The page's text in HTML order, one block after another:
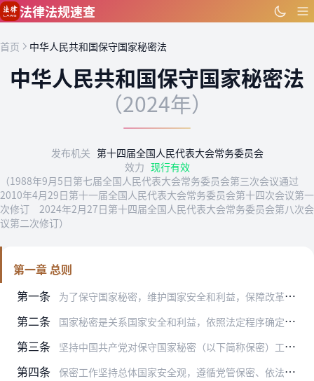
跳到主要内容
法律法规速查
首页 中华人民共和国保守国家秘密法
中华人民共和国保守国家秘密法
（2024年）
发布机关 第十四届全国人民代表大会常务委员会
效力 现行有效
（1988年9月5日第七届全国人民代表大会常务委员会第三次会议通过
2010年4月29日第十一届全国人民代表大会常务委员会第十四次会议第一
次修订 2024年2月27日第十四届全国人民代表大会常务委员会第八次会
议第二次修订）
第一章 总则
第一条
为了保守国家秘密，维护国家安全和利益，保障改革开放和社会主义现代化建设事业的顺利进行，根据宪法，制定本法。
第二条 国家秘密是关系国家安全和利益，依照法定程序确定，在一定时间内只限一定范围的人员知悉的事项。
第三条 坚持中国共产党对保守国家秘密（以下简称保密）工作的领导。中央保密工作领导机构领导全国保密工作，研究制定、指导实施国家保密工作战略和重大方针政策，统筹协调国家保密…
第四条 保密工作坚持总体国家安全观，遵循党管保密、依法管理，积极防范、突出重点，技管并重、创新发展的原则，既确保国家秘密安全，又便利信息资源合理利用。